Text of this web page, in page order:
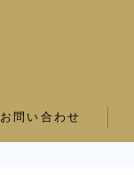
お問い合わせ